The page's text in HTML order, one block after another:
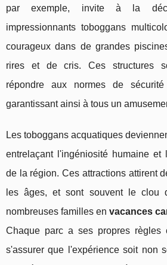
par exemple, invite à la
impressionnants toboggans
courageux dans de grandes
rires et de cris. Ces structures
répondre aux normes de
garantissant ainsi à tous un
Les toboggans acquatiques
entrelaçant l'ingéniosité humaine et
de la région. Ces attractions attirent
les âges, et sont souvent le clou
nombreuses familles envacances
Chaque parc a ses propres règles
s'assurer que l'expérience soit non